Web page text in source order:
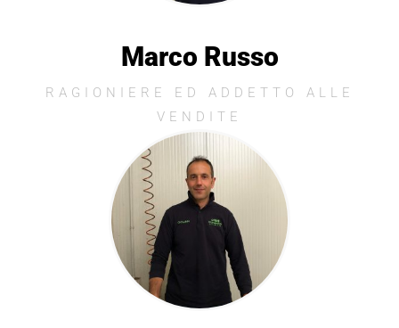
Marco Russo
RAGIONIERE ED ADDETTO ALLE
VENDITE